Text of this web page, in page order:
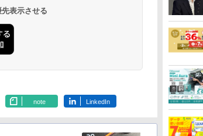
表示させる
note LinkedIn